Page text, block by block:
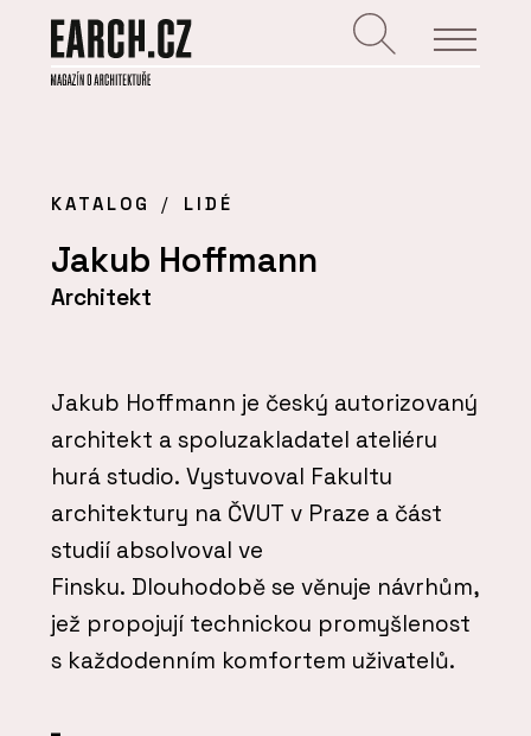
KATALOG LIDÉ
Jakub Hoffmann
Architekt
Jakub Hoffmann je český autorizovaný
architekt a spoluzakladatel ateliéru
hurá studio. Vystuvoval Fakultu
architektury na ČVUT v Praze a část
studií absolvoval ve
Finsku. Dlouhodobě se věnuje návrhům,
jež propojují technickou promyšlenost
s každodenním komfortem uživatelů.